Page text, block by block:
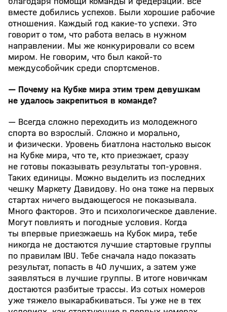
вместе добились успехов. Были хорошие рабочие
отношения. Каждый год какие-то успехи. Это
говорит о том, что работа велась в нужном
направлении. Мы же конкурировали со всем
миром. Не говорим, что был какой-то
междусобойчик среди спортсменов.
— Почему на Кубке мира этим трем девушкам
не удалось закрепиться в команде?
— Всегда сложно переходить из молодежного
спорта во взрослый. Сложно и морально,
и физически. Уровень биатлона настолько высок
на Кубке мира, что те, кто приезжает, сразу
не готовы показывать результаты топ-уровня.
Таких единицы. Можно выделить из последних
чешку Маркету Давидову. Но она тоже на первых
стартах ничего выдающегося не показывала.
Много факторов. Это и психологическое давление.
Могут повлиять и погодные условия. Когда
ты впервые приезжаешь на Кубок мира, тебе
никогда не достаются лучшие стартовые группы
по правилам IBU. Тебе сначала надо показать
результат, попасть в 40 лучших, а затем уже
заявляться в лучшие группы. В итоге новичкам
достаются разбитые трассы. Из сотых номеров
уже тяжело выкарабкиваться. Ты уже не в тех